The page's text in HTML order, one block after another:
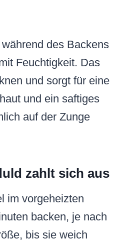
des Backens
Feuchtigkeit. Das
und sorgt für eine
und ein saftiges
auf der Zunge
zahlt sich aus
im vorgeheizten
backen, je nach
bis sie weich